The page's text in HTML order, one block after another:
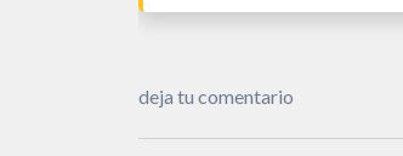
deja tu comentario